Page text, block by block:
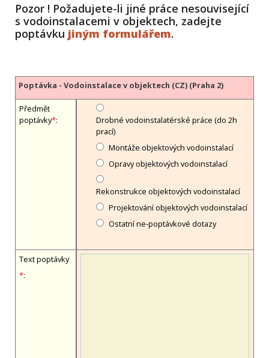
Pozor ! Požadujete-li jiné práce nesouvisející
s vodoinstalacemi v objektech, zadejte
poptávku jiným formulářem.
Poptávka - Vodoinstalace v objektech (CZ) (Praha 2)
Předmět
poptávky*:
Drobné vodoinstalatérské práce (do 2h
prací)
Montáže objektových vodoinstalací
Opravy objektových vodoinstalací
Rekonstrukce objektových vodoinstalací
Projektování objektových vodoinstalací
Ostatní ne-poptávkové dotazy
Text poptávky
*: